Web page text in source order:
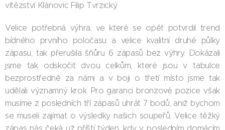
vítězství Klánovic Filip Tvrzický.
Velice potřebná výhra, ve které se opět potvrdil trend
bídného prvního poločasu a velice kvalitní druhé půlky
zápasu, tak přerušila šňůru 6 zápasů bez výhry. Dokázali
jsme tak odskočit dvou celkům, které jsou v tabulce
bezprostředně za námi a v boji o třetí místo jsme tak
udělali významný krok. Pro garanci bronzové pozice však
musíme z posledních tří zápasů uhrát 7 bodů, aniž bychom
se museli zajímat o výsledky našich soupeřů. Velice těžký